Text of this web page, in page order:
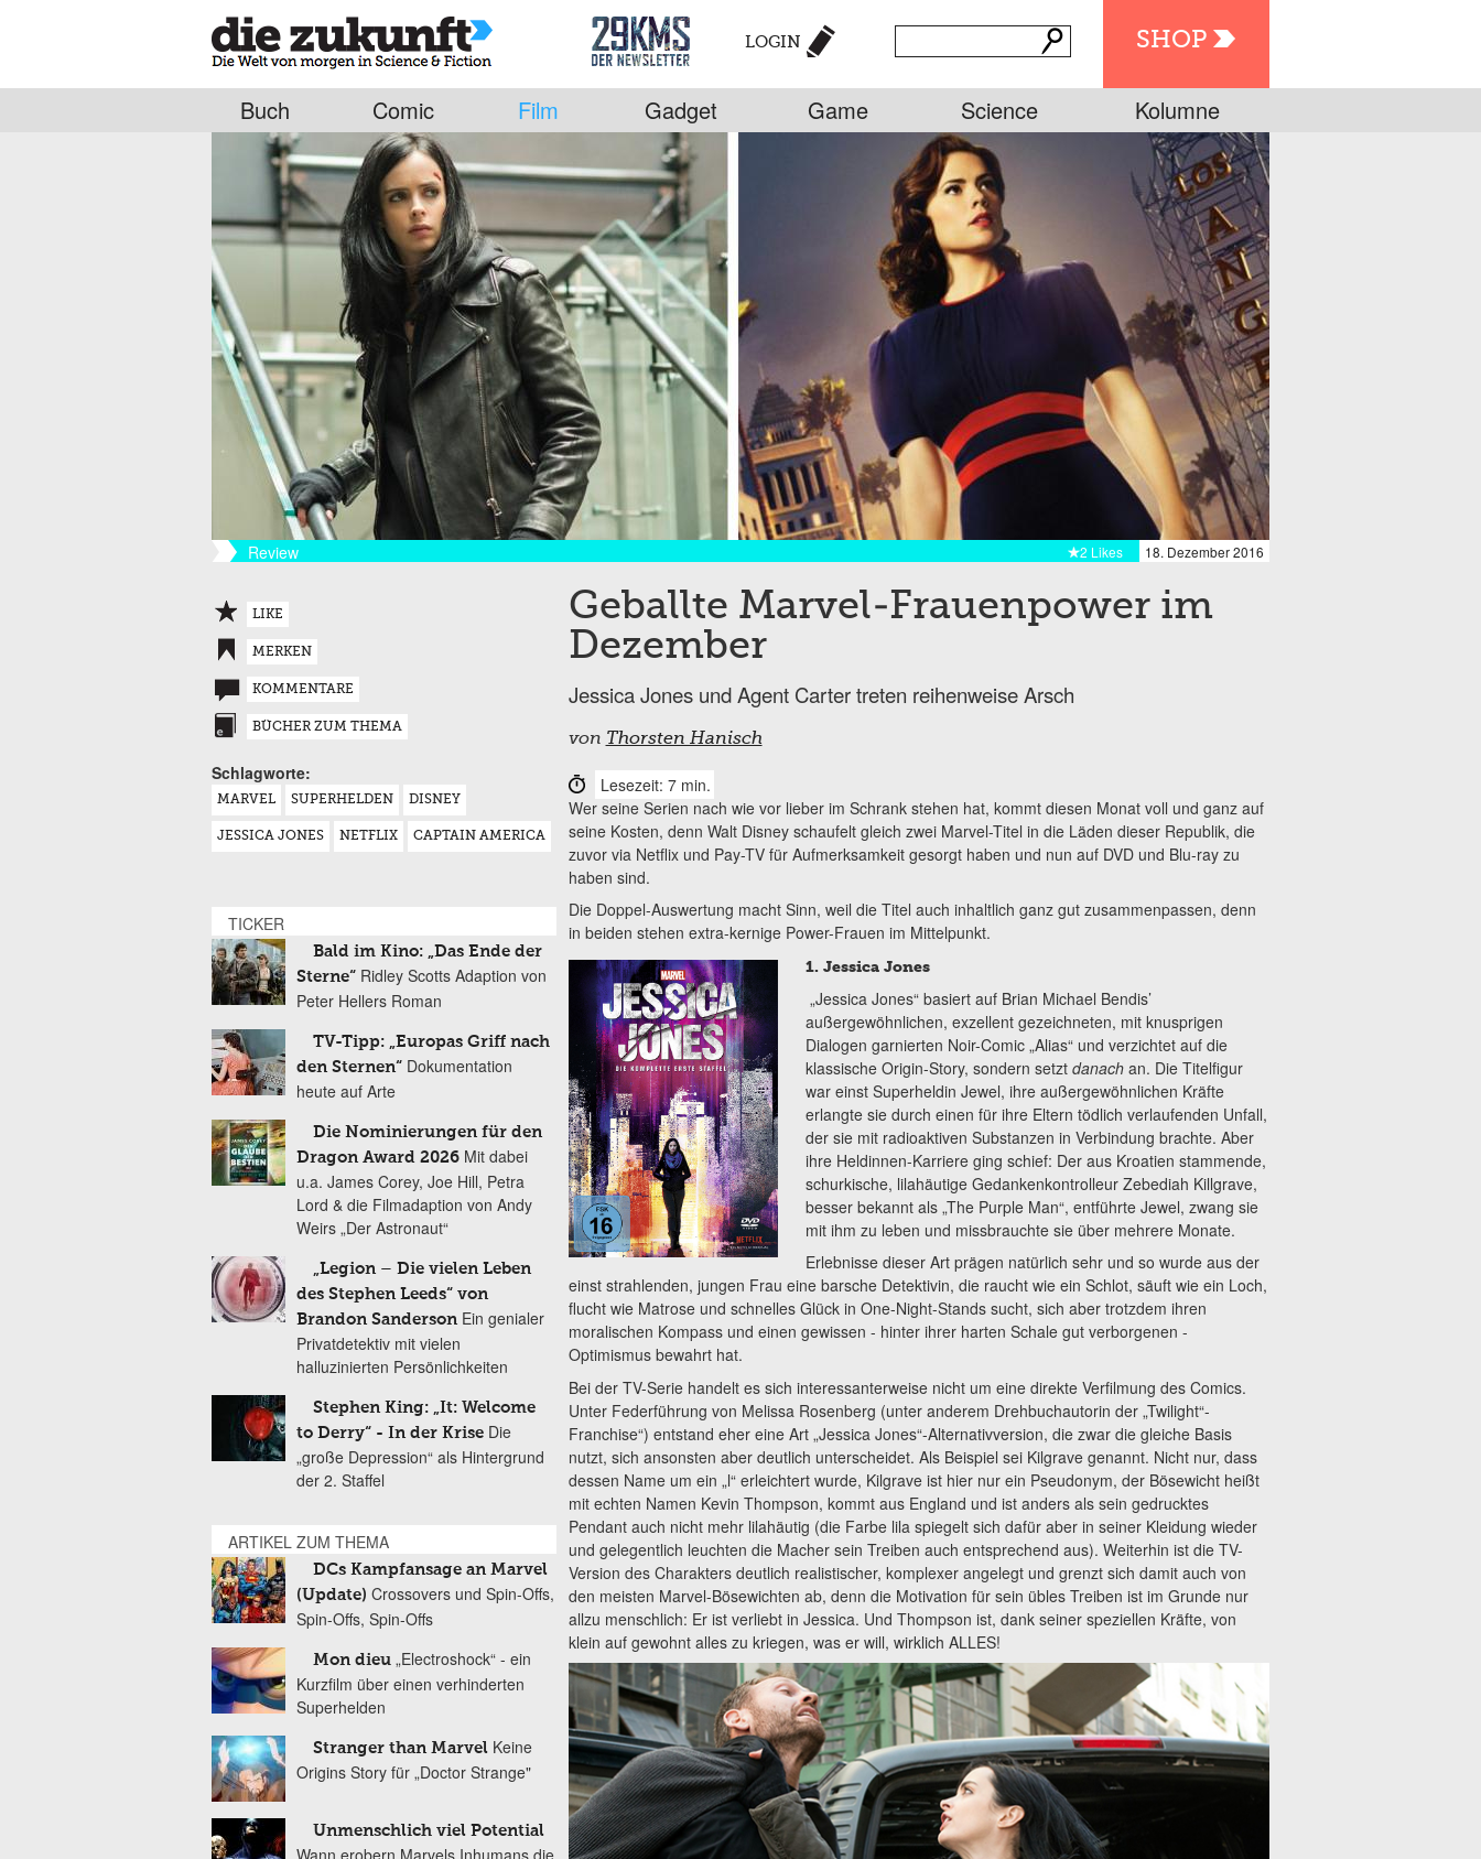
SHOP
LOGIN
Buch Comic Film Gadget Game Science Kolumne
Review 18. Dezember 2016
2 Likes
Geballte Marvel-Frauenpower im
Dezember
Jessica Jones und Agent Carter treten reihenweise Arsch
von Thorsten Hanisch
Lesezeit: 7 min.
Wer seine Serien nach wie vor lieber im Schrank stehen hat, kommt diesen Monat voll und ganz auf
seine Kosten, denn Walt Disney schaufelt gleich zwei Marvel-Titel in die Läden dieser Republik, die
zuvor via Netflix und Pay-TV für Aufmerksamkeit gesorgt haben und nun auf DVD und Blu-ray zu
haben sind.
Die Doppel-Auswertung macht Sinn, weil die Titel auch inhaltlich ganz gut zusammenpassen, denn
in beiden stehen extra-kernige Power-Frauen im Mittelpunkt.
1. Jessica Jones
„Jessica Jones“ basiert auf Brian Michael Bendis’
außergewöhnlichen, exzellent gezeichneten, mit knusprigen
Dialogen garnierten Noir-Comic „Alias“ und verzichtet auf die
klassische Origin-Story, sondern setztdanach an. Die Titelfigur
war einst Superheldin Jewel, ihre außergewöhnlichen Kräfte
erlangte sie durch einen für ihre Eltern tödlich verlaufenden Unfall,
der sie mit radioaktiven Substanzen in Verbindung brachte. Aber
ihre Heldinnen-Karriere ging schief: Der aus Kroatien stammende,
schurkische, lilahäutige Gedankenkontrolleur Zebediah Killgrave,
besser bekannt als „The Purple Man“, entführte Jewel, zwang sie
mit ihm zu leben und missbrauchte sie über mehrere Monate.
Erlebnisse dieser Art prägen natürlich sehr und so wurde aus der
einst strahlenden, jungen Frau eine barsche Detektivin, die raucht wie ein Schlot, säuft wie ein Loch,
flucht wie Matrose und schnelles Glück in One-Night-Stands sucht, sich aber trotzdem ihren
moralischen Kompass und einen gewissen - hinter ihrer harten Schale gut verborgenen -
Optimismus bewahrt hat.
Bei der TV-Serie handelt es sich interessanterweise nicht um eine direkte Verfilmung des Comics.
Unter Federführung von Melissa Rosenberg (unter anderem Drehbuchautorin der „Twilight“-
Franchise“) entstand eher eine Art „Jessica Jones“-Alternativversion, die zwar die gleiche Basis
nutzt, sich ansonsten aber deutlich unterscheidet. Als Beispiel sei Kilgrave genannt. Nicht nur, dass
dessen Name um ein „l“ erleichtert wurde, Kilgrave ist hier nur ein Pseudonym, der Bösewicht heißt
mit echten Namen Kevin Thompson, kommt aus England und ist anders als sein gedrucktes
Pendant auch nicht mehr lilahäutig (die Farbe lila spiegelt sich dafür aber in seiner Kleidung wieder
und gelegentlich leuchten die Macher sein Treiben auch entsprechend aus). Weiterhin ist die TV-
Version des Charakters deutlich realistischer, komplexer angelegt und grenzt sich damit auch von
den meisten Marvel-Bösewichten ab, denn die Motivation für sein übles Treiben ist im Grunde nur
allzu menschlich: Er ist verliebt in Jessica. Und Thompson ist, dank seiner speziellen Kräfte, von
klein auf gewohnt alles zu kriegen, was er will, wirklich ALLES!
LIKE
MERKEN
KOMMENTARE
BÜCHER ZUM THEMA
Schlagworte:
MARVEL SUPERHELDEN DISNEY
JESSICA JONES NETFLIX CAPTAIN AMERICA
TICKER
Bald im Kino: „Das Ende der
Sterne“ Ridley Scotts Adaption von
Peter Hellers Roman
TV-Tipp: „Europas Griff nach
den Sternen“ Dokumentation
heute auf Arte
Die Nominierungen für den
Dragon Award 2026 Mit dabei
u.a. James Corey, Joe Hill, Petra
Lord & die Filmadaption von Andy
Weirs „Der Astronaut“
„Legion – Die vielen Leben
des Stephen Leeds“ von
Brandon Sanderson Ein genialer
Privatdetektiv mit vielen
halluzinierten Persönlichkeiten
Stephen King: „It: Welcome
to Derry“ - In der Krise Die
„große Depression“ als Hintergrund
der 2. Staffel
ARTIKEL ZUM THEMA
DCs Kampfansage an Marvel
(Update) Crossovers und Spin-Offs,
Spin-Offs, Spin-Offs
Mon dieu „Electroshock“ - ein
Kurzfilm über einen verhinderten
Superhelden
Stranger than Marvel Keine
Origins Story für „Doctor Strange"
Unmenschlich viel Potential
Wann erobern Marvels Inhumans die